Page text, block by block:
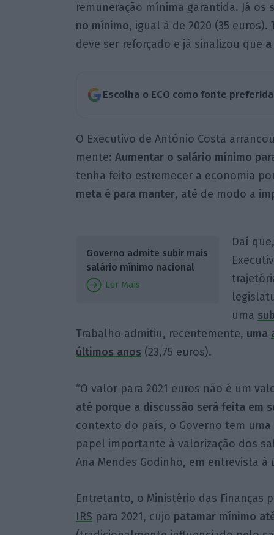
remuneração mínima garantida. Já os
no mínimo, igual à de 2020 (35 euros).
deve ser reforçado e já sinalizou que
Escolha o ECO como fonte
O Executivo de António Costa
mente: Aumentar o salário mínimo
tenha feito estremecer a economia
meta é para manter, até de modo a
Governo admite subir mais
salário mínimo nacional
Ler Mais
Daí
uma
Trabalho admitiu, recentemente, uma
últimos anos (23,75 euros).
“O valor para 2021 euros não é um
até porque a discussão será feita em
contexto do país, o Governo tem
papel importante à valorização dos
Ana Mendes Godinho, em entrevista à
Entretanto, o Ministério das Finanças
IRS para 2021, cujo patamar mínimo